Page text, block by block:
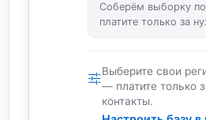
Соберём выборку
платите только за
Выберите свои
— платите только
контакты.